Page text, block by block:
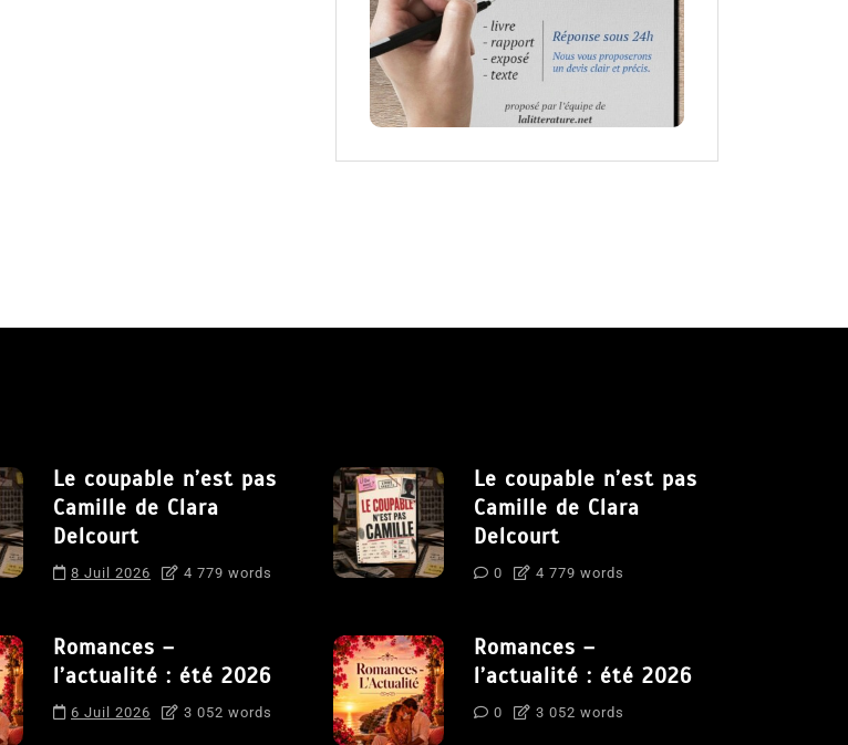
Le coupable n’est pas
Camille de Clara
Delcourt
8 Juil 2026 4 779 words
Romances –
l’actualité : été 2026
6 Juil 2026 3 052 words
Le coupable n’est pas
Camille de Clara
Delcourt
0 4 779 words
Romances –
l’actualité : été 2026
0 3 052 words